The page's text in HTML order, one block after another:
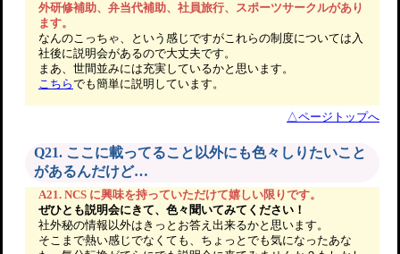
外研修補助、弁当代補助、社員旅行、スポーツサークルがあり
ます。
なんのこっちゃ、という感じですがこれらの制度については入
社後に説明会があるので大丈夫です。
まあ、世間並みには充実しているかと思います。
こちらでも簡単に説明しています。
△ページトップへ
Q21. ここに載ってること以外にも色々しりたいこと
があるんだけど…
A21. NCS に興味を持っていただけて嬉しい限りです。
ぜひとも説明会にきて、色々聞いてみてください！
社外秘の情報以外はきっとお答え出来るかと思います。
そこまで熱い感じでなくても、ちょっとでも気になったあな